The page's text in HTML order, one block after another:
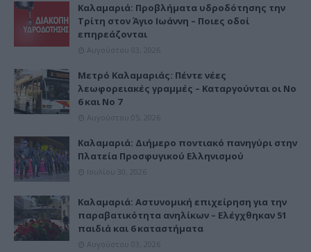
Καλαμαριά: Προβλήματα υδροδότησης την
Τρίτη στον Άγιο Ιωάννη – Ποιες οδοί
επηρεάζονται
Αυγούστου 03, 2026
Μετρό Καλαμαριάς: Πέντε νέες
λεωφορειακές γραμμές – Καταργούνται οι Νο
6 και Νο 7
Αυγούστου 05, 2026
Καλαμαριά: Διήμερο ποντιακό πανηγύρι στην
Πλατεία Προσφυγικού Ελληνισμού
Ιουλίου 30, 2026
Καλαμαριά: Αστυνομική επιχείρηση για την
παραβατικότητα ανηλίκων – Ελέγχθηκαν 51
παιδιά και 6 καταστήματα
Αυγούστου 03, 2026